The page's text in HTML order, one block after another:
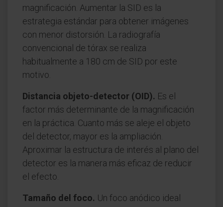
magnificación. Aumentar la SID es la
estrategia estándar para obtener imágenes
con menor distorsión. La radiografía
convencional de tórax se realiza
habitualmente a 180 cm de SID por este
motivo.
Distancia objeto-detector (OID). Es el
factor más determinante de la magnificación
en la práctica. Cuanto más se aleje el objeto
del detector, mayor es la ampliación.
Aproximar la estructura de interés al plano del
detector es la manera más eficaz de reducir
el efecto.
Tamaño del foco. Un foco anódico ideal